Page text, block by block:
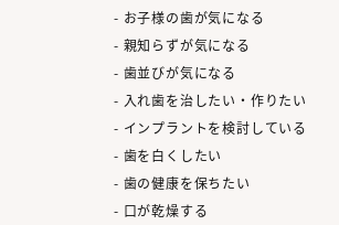
お子様の歯が気になる
親知らずが気になる
歯並びが気になる
入れ歯を治したい・作りたい
インプラントを検討している
歯を白くしたい
歯の健康を保ちたい
口が乾燥する